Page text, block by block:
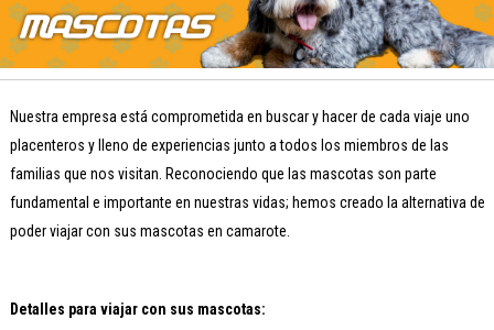
Nuestra empresa está comprometida en buscar y hacer de cada viaje uno
placenteros y lleno de experiencias junto a todos los miembros de las
familias que nos visitan. Reconociendo que las mascotas son parte
fundamental e importante en nuestras vidas; hemos creado la alternativa de
poder viajar con sus mascotas en camarote.
Detalles para viajar con sus mascotas: